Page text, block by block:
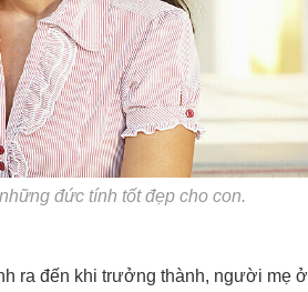
đức tính tốt đẹp cho con.
ra đến khi trưởng thành, người mẹ ở